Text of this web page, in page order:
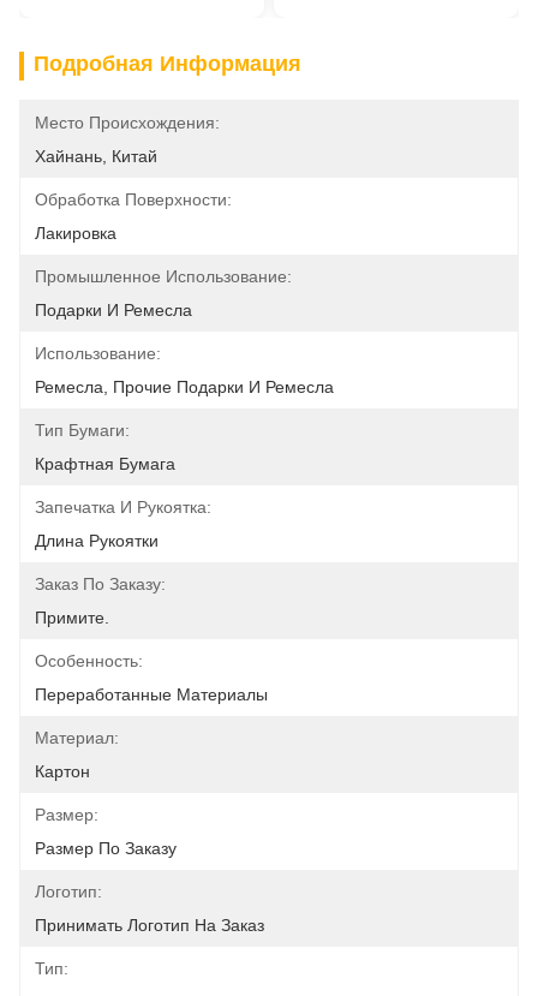
Подробная Информация
Место Происхождения:
Хайнань, Китай
Обработка Поверхности:
Лакировка
Промышленное Использование:
Подарки И Ремесла
Использование:
Ремесла, Прочие Подарки И Ремесла
Тип Бумаги:
Крафтная Бумага
Запечатка И Рукоятка:
Длина Рукоятки
Заказ По Заказу:
Примите.
Особенность:
Переработанные Материалы
Материал:
Картон
Размер:
Размер По Заказу
Логотип:
Принимать Логотип На Заказ
Тип: